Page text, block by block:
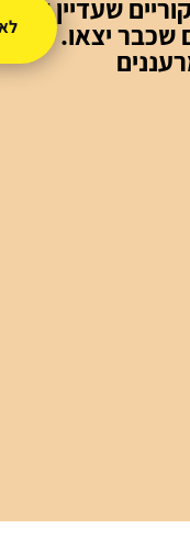
שעדיין לא
שכבר יצאו.